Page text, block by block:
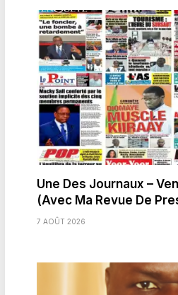
Une Des Journaux –
(Avec Ma Revue De
7 AOÛT 2026